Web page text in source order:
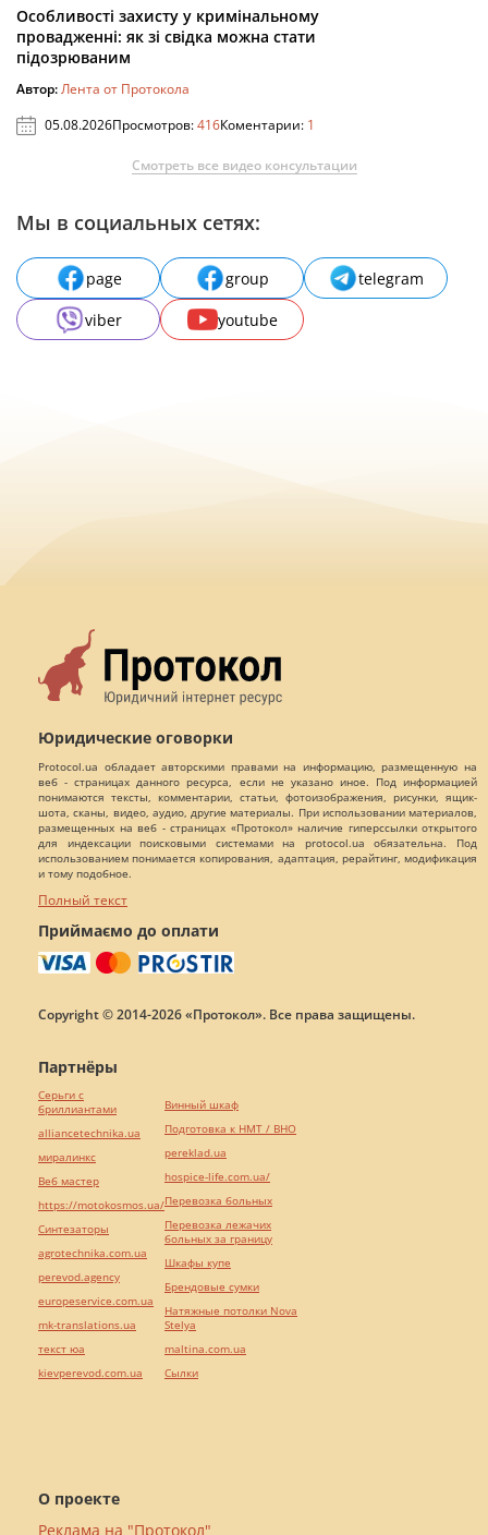
Особливості захисту у кримінальному
провадженні: як зі свідка можна стати
підозрюваним
Автор:Лента от Протокола
05.08.2026Просмотров:416Коментарии: 1
Смотреть все видео консультации
Мы в социальных сетях:
page group
telegram
viber
youtube
Юридические оговорки
Protocol.ua обладает авторскими правами на информацию, размещенную на
веб - страницах данного ресурса, если не указано иное. Под информацией
понимаются тексты, комментарии, статьи, фотоизображения, рисунки, ящик-
шота, сканы, видео, аудио, другие материалы. При использовании материалов,
размещенных на веб - страницах «Протокол» наличие гиперссылки открытого
для индексации поисковыми системами на protocol.ua обязательна. Под
использованием понимается копирования, адаптация, рерайтинг, модификация
и тому подобное.
Полный текст
Приймаємо до оплати
Copyright © 2014-2026 «Протокол». Все права защищены.
О проекте
Реклама на "Протокол"
Партнёры
Серьги с
бриллиантами
alliancetechnika.ua
миралинкс
Веб мастер
https://motokosmos.ua/
Синтезаторы
agrotechnika.com.ua
perevod.agency
europeservice.com.ua
mk-translations.ua
текст юа
kievperevod.com.ua
Винный шкаф
Подготовка к НМТ / ВНО
pereklad.ua
hospice-life.com.ua/
Перевозка больных
Перевозка лежачих
больных за границу
Шкафы купе
Брендовые сумки
Натяжные потолки Nova
Stelya
maltina.com.ua
Cылки